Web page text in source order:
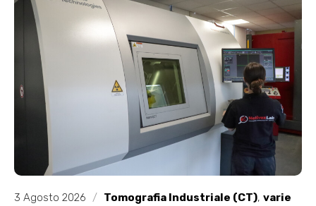
3 Agosto 2026 / Tomografia Industriale (CT), varie